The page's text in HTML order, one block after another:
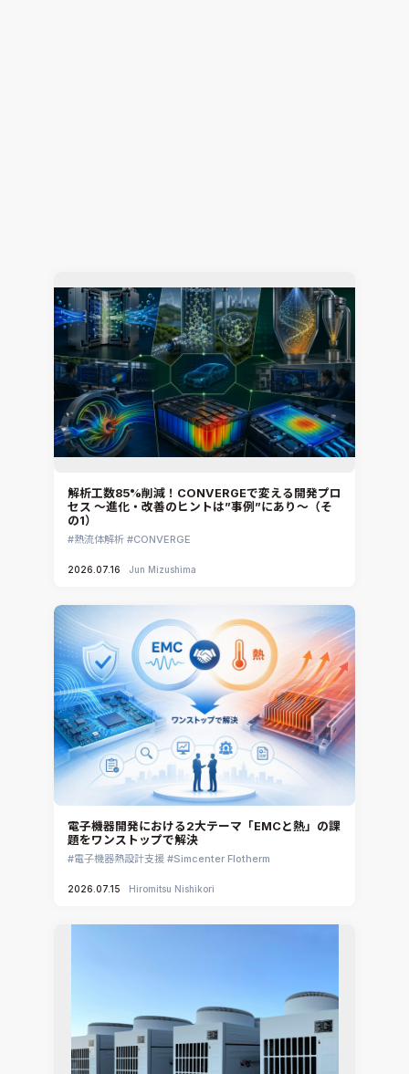
解析工数85%削減！CONVERGEで変える開発プロ
セス ～進化・改善のヒントは”事例”にあり～（そ
の1）
熱流体解析 CONVERGE
2026.07.16 Jun Mizushima
電子機器開発における2大テーマ「EMCと熱」の課
題をワンストップで解決
電子機器熱設計支援 Simcenter Flotherm
2026.07.15 Hiromitsu Nishikori